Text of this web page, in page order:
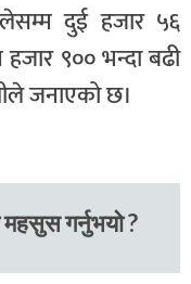
दुई हजार ५६
९०० भन्दा बढी
जनाएको छ।
गर्नुभयो ?